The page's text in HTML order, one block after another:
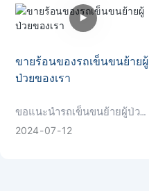
เพิ่มความสบายและการรองรับ
ผู้ป่วยในสถานพยาบาล ด้วย
สามารถหลายตำแหน่ง และ
โครงสร้างที่เชื่อถือได้ เตียง
ไฟฟ้านี้สร้างมาตรฐานใหม่
สัมผัสประสบการณ์การใช้งาน
และความสะดวกสบายขั้นสุด
ขายร้อนของรถเข็นขนย้ายผู้
ป่วยของเรา
ขอแนะนำรถเข็นขนย้ายผู้ป่วย
ที่ขายดีของเรา! ด้วยโครงสร้าง
2024 07 12